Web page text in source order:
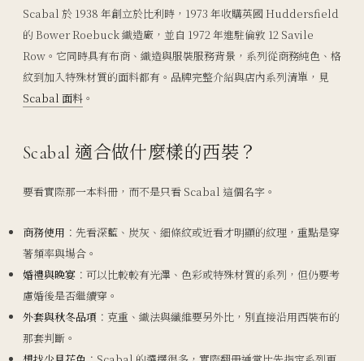
Scabal 於 1938 年創立於比利時，1973 年收購英國 Huddersfield
的 Bower Roebuck 織造廠，並自 1972 年進駐倫敦 12 Savile
Row。它同時具有布商、織造與服裝服務背景，系列從商務純色、格
紋到加入特殊材質的面料都有。品牌完整介紹與店內系列清單，見
Scabal 面料 。
Scabal 適合做什麼樣的西裝？
要看實際那一本料冊，而不是只看 Scabal 這個名字。
商務使用 ：先看深藍、炭灰、細條紋或近看才明顯的紋理，重點是穿
著頻率與場合。
婚禮與晚宴 ：可以比較較有光澤、色彩或特殊材質的系列，但仍要考
慮婚後是否繼續穿。
外套與秋冬品項 ：克重、織法與纖維要另外比，別直接沿用西裝布的
那套判斷。